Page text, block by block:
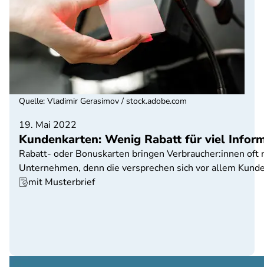
19. Mai 2022
Kundenkarten: Wenig Rabatt für viel
Rabatt- oder Bonuskarten bringen Verbraucher:innen
Unternehmen, denn die versprechen sich vor allem
mit Musterbrief
Quelle: Vladimir Gerasimov / stock.adobe.com